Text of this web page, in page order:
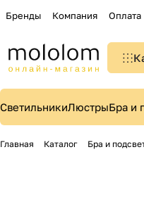
Бренды Компания Оплата
СветильникиЛюстрыБра и
Главная Каталог Бра и